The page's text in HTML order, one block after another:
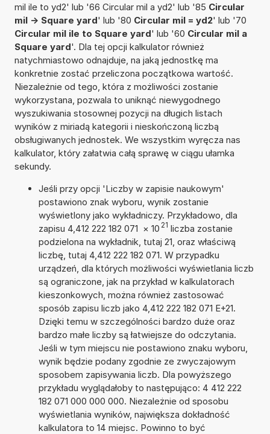
mil ile to yd2' lub '66 Circular mil a yd2' lub '85 Circular
mil -> Square yard' lub '80 Circular mil = yd2' lub '70
Circular mil ile to Square yard' lub '60 Circular mil a
Square yard'. Dla tej opcji kalkulator również
natychmiastowo odnajduje, na jaką jednostkę ma
konkretnie zostać przeliczona początkowa wartość.
Niezależnie od tego, która z możliwości zostanie
wykorzystana, pozwala to uniknąć niewygodnego
wyszukiwania stosownej pozycji na długich listach
wyników z miriadą kategorii i nieskończoną liczbą
obsługiwanych jednostek. We wszystkim wyręcza nas
kalkulator, który załatwia całą sprawę w ciągu ułamka
sekundy.
Jeśli przy opcji 'Liczby w zapisie naukowym'
postawiono znak wyboru, wynik zostanie
wyświetlony jako wykładniczy. Przykładowo, dla
zapisu 4,412 222 182 071 × 10 21 liczba zostanie
podzielona na wykładnik, tutaj 21, oraz właściwą
liczbę, tutaj 4,412 222 182 071. W przypadku
urządzeń, dla których możliwości wyświetlania liczb
są ograniczone, jak na przykład w kalkulatorach
kieszonkowych, można również zastosować
sposób zapisu liczb jako 4,412 222 182 071 E+21.
Dzięki temu w szczególności bardzo duże oraz
bardzo małe liczby są łatwiejsze do odczytania.
Jeśli w tym miejscu nie postawiono znaku wyboru,
wynik będzie podany zgodnie ze zwyczajowym
sposobem zapisywania liczb. Dla powyższego
przykładu wyglądałoby to następująco: 4 412 222
182 071 000 000 000. Niezależnie od sposobu
wyświetlania wyników, największa dokładność
kalkulatora to 14 miejsc. Powinno to być